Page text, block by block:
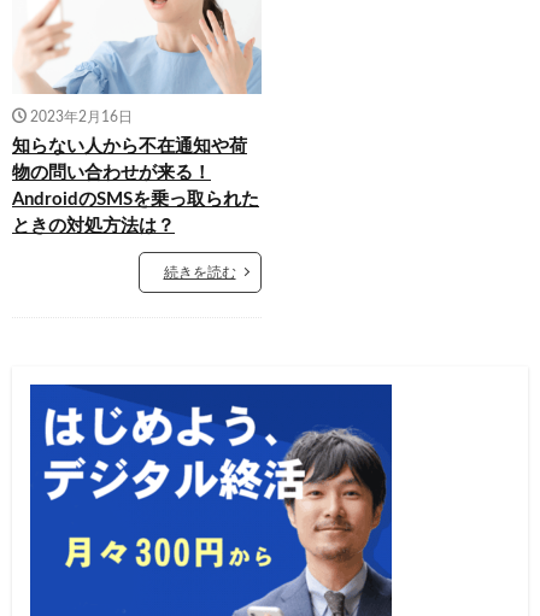
2023年2月16日
知らない人から不在通知や荷
物の問い合わせが来る！
AndroidのSMSを乗っ取られた
ときの対処方法は？
続きを読む